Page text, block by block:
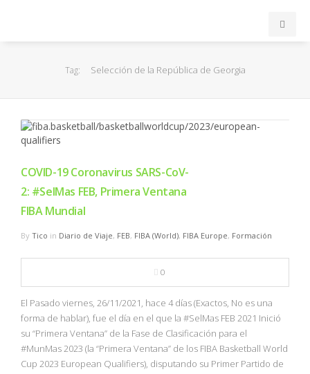
EuroLeague
FEB
FIBA
OTROS
NBA
MULTIMEDIA
Tag: Selección de la República de Georgia
COVID-19 Coronavirus SARS-CoV-
2: #SelMas FEB, Primera Ventana
FIBA Mundial
By Tico in Diario de Viaje, FEB, FIBA (World), FIBA Europe, Formación
0
El Pasado viernes, 26/11/2021, hace 4 días (Exactos, No es una
forma de hablar), fue el día en el que la #SelMas FEB 2021 Inició
su “Primera Ventana” de la Fase de Clasificación para el
#MunMas 2023 (la “Primera Ventana” de los FIBA Basketball World
Cup 2023 European Qualifiers), disputando su Primer Partido de